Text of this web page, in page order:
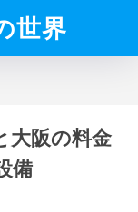
世界
大阪の料金
備